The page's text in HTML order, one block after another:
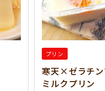
プリン
寒天×ゼラチン
ミルクプリン